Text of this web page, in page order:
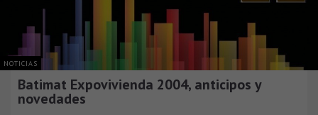
NOTICIAS
Batimat Expovivienda 2004, anticipos y
novedades